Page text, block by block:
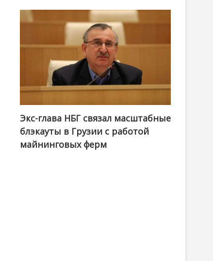
Экс-глава НБГ связал масштабные
блэкауты в Грузии с работой
майнинговых ферм